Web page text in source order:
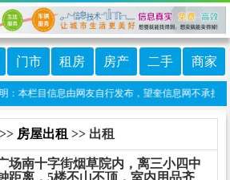
门市 租房 房产 二手 商家
本栏目信息由网友自行发布，望奎信息网不承担
>> 房屋出租 >> 出租
场南十字街烟草院内，离三小四中
距离，5楼不山不顶，室内用品齐